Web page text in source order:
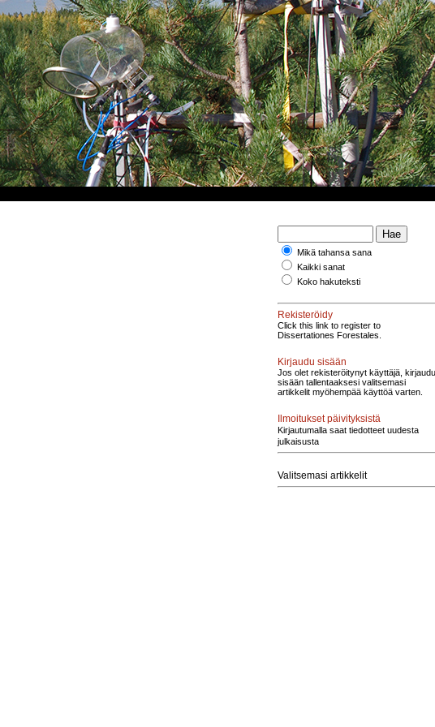
Mikä tahansa sana
Kaikki sanat
Koko hakuteksti
Rekisteröidy
Click this link to register to
Dissertationes Forestales.
Kirjaudu sisään
Jos olet rekisteröitynyt käyttäjä, kirjaudu
sisään tallentaaksesi valitsemasi
artikkelit myöhempää käyttöä varten.
Ilmoitukset päivityksistä
Kirjautumalla saat tiedotteet uudesta
julkaisusta
Valitsemasi artikkelit